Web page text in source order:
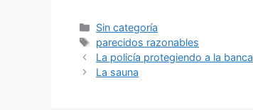
Categorías
Sin categoría
Etiquetas
parecidos razonables
La policía protegiendo a la banca
La sauna